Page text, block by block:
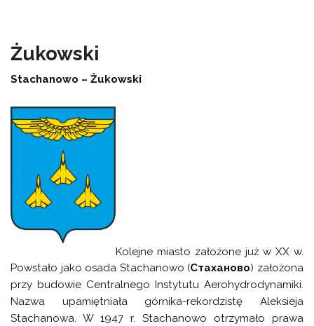
Żukowski
Stachanowo – Żukowski
Kolejne miasto założone już w XX w.
Powstało jako osada Stachanowo (Стаханово) założona
przy budowie Centralnego Instytutu Aerohydrodynamiki.
Nazwa upamiętniała górnika-rekordzistę Aleksieja
Stachanowa. W 1947 r. Stachanowo otrzymało prawa